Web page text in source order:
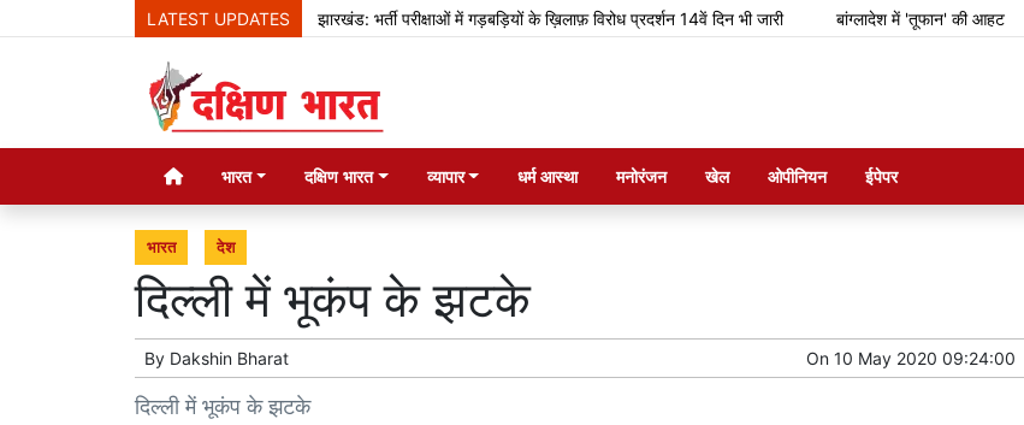
LATEST UPDATESझारखंड: भर्ती परीक्षाओं में गड़बड़ियों के ख़िलाफ़ विरोध प्रदर्शन 14वें दिन भी जारी बांग्लादेश में 'तूफान' की आहट
भारत दक्षिण भारत व्यापार धर्म आस्था मनोरंजन खेल ओपीनियन ईपेपर
भारत देश
दिल्ली में भूकंप के झटके
By Dakshin Bharat On 10 May 2020 09:24:00
दिल्ली में भूकंप के झटके